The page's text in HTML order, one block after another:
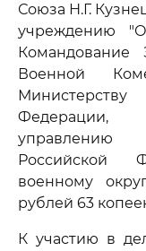
Союза Н.Г.
учреждению
Командование
Военной
Федерации,
управлению
Российской
военному
рублей 63
К участию в